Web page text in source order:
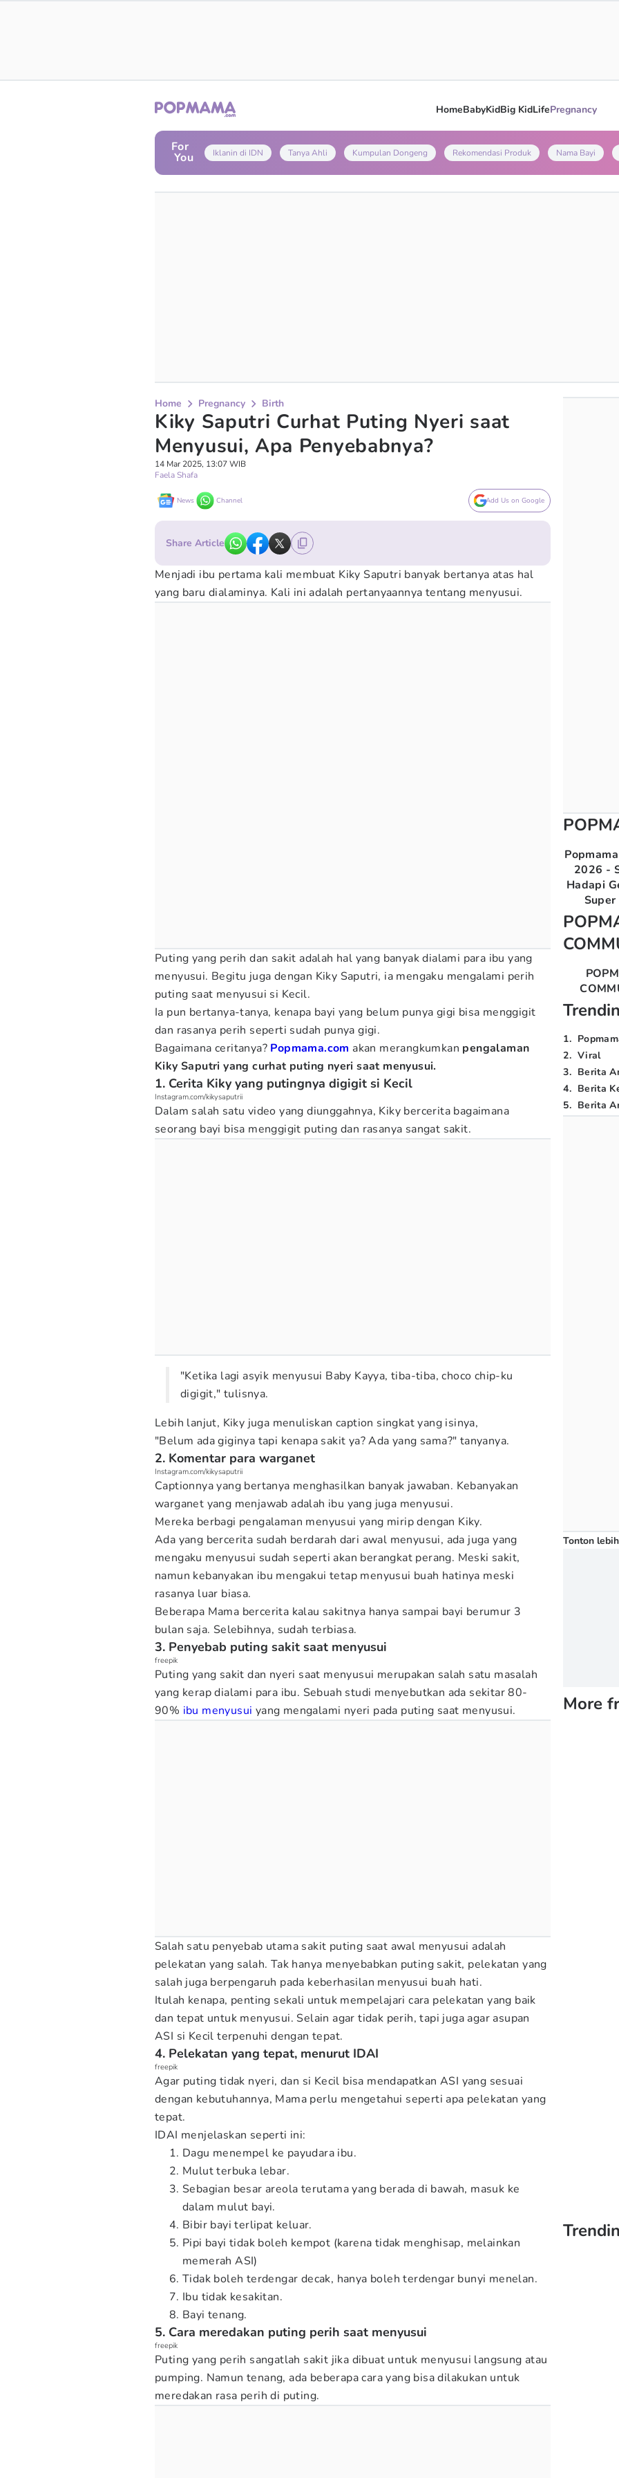
HomeBabyKidBig KidLifePregnancy
For
You Iklanin di IDN Tanya Ahli Kumpulan Dongeng Rekomendasi Produk Nama Bayi
Home Pregnancy Birth
Kiky Saputri Curhat Puting Nyeri saat
Menyusui, Apa Penyebabnya?
14 Mar 2025, 13:07 WIB
Faela Shafa
News Channel Add Us on Google
Share Article
Menjadi ibu pertama kali membuat Kiky Saputri banyak bertanya atas hal
yang baru dialaminya. Kali ini adalah pertanyaannya tentang menyusui.
Puting yang perih dan sakit adalah hal yang banyak dialami para ibu yang
menyusui. Begitu juga dengan Kiky Saputri, ia mengaku mengalami perih
puting saat menyusui si Kecil.
Ia pun bertanya-tanya, kenapa bayi yang belum punya gigi bisa menggigit
dan rasanya perih seperti sudah punya gigi.
Bagaimana ceritanya? Popmama.com akan merangkumkan pengalaman
Kiky Saputri yang curhat puting nyeri saat menyusui.
1. Cerita Kiky yang putingnya digigit si Kecil
Instagram.com/kikysaputrii
Dalam salah satu video yang diunggahnya, Kiky bercerita bagaimana
seorang bayi bisa menggigit puting dan rasanya sangat sakit.
"Ketika lagi asyik menyusui Baby Kayya, tiba-tiba, choco chip-ku
digigit," tulisnya.
Lebih lanjut, Kiky juga menuliskan caption singkat yang isinya,
"Belum ada giginya tapi kenapa sakit ya? Ada yang sama?" tanyanya.
2. Komentar para warganet
Instagram.com/kikysaputrii
Captionnya yang bertanya menghasilkan banyak jawaban. Kebanyakan
warganet yang menjawab adalah ibu yang juga menyusui.
Mereka berbagi pengalaman menyusui yang mirip dengan Kiky.
Ada yang bercerita sudah berdarah dari awal menyusui, ada juga yang
mengaku menyusui sudah seperti akan berangkat perang. Meski sakit,
namun kebanyakan ibu mengakui tetap menyusui buah hatinya meski
rasanya luar biasa.
Beberapa Mama bercerita kalau sakitnya hanya sampai bayi berumur 3
bulan saja. Selebihnya, sudah terbiasa.
3. Penyebab puting sakit saat menyusui
freepik
Puting yang sakit dan nyeri saat menyusui merupakan salah satu masalah
yang kerap dialami para ibu. Sebuah studi menyebutkan ada sekitar 80-
90% ibu menyusui yang mengalami nyeri pada puting saat menyusui.
Salah satu penyebab utama sakit puting saat awal menyusui adalah
pelekatan yang salah. Tak hanya menyebabkan puting sakit, pelekatan yang
salah juga berpengaruh pada keberhasilan menyusui buah hati.
Itulah kenapa, penting sekali untuk mempelajari cara pelekatan yang baik
dan tepat untuk menyusui. Selain agar tidak perih, tapi juga agar asupan
ASI si Kecil terpenuhi dengan tepat.
4. Pelekatan yang tepat, menurut IDAI
freepik
Agar puting tidak nyeri, dan si Kecil bisa mendapatkan ASI yang sesuai
dengan kebutuhannya, Mama perlu mengetahui seperti apa pelekatan yang
tepat.
IDAI menjelaskan seperti ini:
Dagu menempel ke payudara ibu.
Mulut terbuka lebar.
Sebagian besar areola terutama yang berada di bawah, masuk ke
dalam mulut bayi.
Bibir bayi terlipat keluar.
Pipi bayi tidak boleh kempot (karena tidak menghisap, melainkan
memerah ASI)
Tidak boleh terdengar decak, hanya boleh terdengar bunyi menelan.
Ibu tidak kesakitan.
Bayi tenang.
5. Cara meredakan puting perih saat menyusui
freepik
Puting yang perih sangatlah sakit jika dibuat untuk menyusui langsung atau
pumping. Namun tenang, ada beberapa cara yang bisa dilakukan untuk
meredakan rasa perih di puting.
2026 -
Hadapi
1.
2. Viral
3. Berita
4. Berita
5. Berita
Tonton
More